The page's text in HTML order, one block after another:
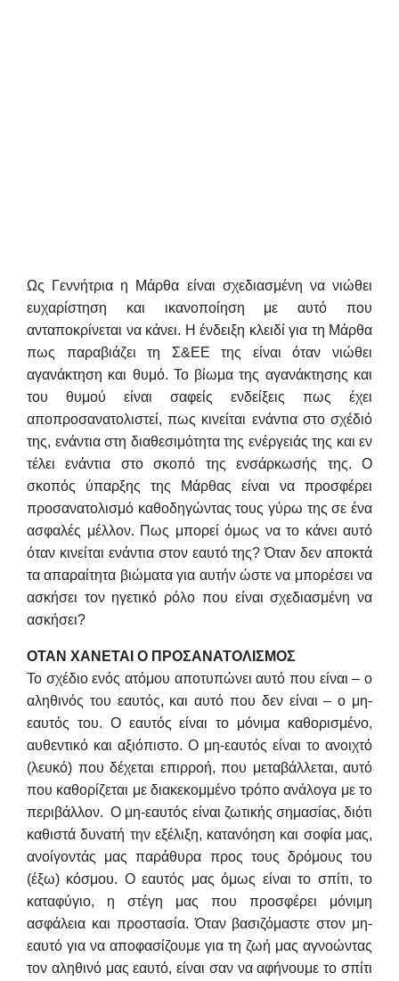
Ως Γεννήτρια η Μάρθα είναι σχεδιασμένη να νιώθει
ευχαρίστηση και ικανοποίηση με αυτό που
ανταποκρίνεται να κάνει. Η ένδειξη κλειδί για τη Μάρθα
πως παραβιάζει τη Σ&ΕΕ της είναι όταν νιώθει
αγανάκτηση και θυμό. Το βίωμα της αγανάκτησης και
του θυμού είναι σαφείς ενδείξεις πως έχει
αποπροσανατολιστεί, πως κινείται ενάντια στο σχέδιό
της, ενάντια στη διαθεσιμότητα της ενέργειάς της και εν
τέλει ενάντια στο σκοπό της ενσάρκωσής της. Ο
σκοπός ύπαρξης της Μάρθας είναι να προσφέρει
προσανατολισμό καθοδηγώντας τους γύρω της σε ένα
ασφαλές μέλλον. Πως μπορεί όμως να το κάνει αυτό
όταν κινείται ενάντια στον εαυτό της? Όταν δεν αποκτά
τα απαραίτητα βιώματα για αυτήν ώστε να μπορέσει να
ασκήσει τον ηγετικό ρόλο που είναι σχεδιασμένη να
ασκήσει?
ΟΤΑΝ ΧΑΝΕΤΑΙ Ο ΠΡΟΣΑΝΑΤΟΛΙΣΜΟΣ
Το σχέδιο ενός ατόμου αποτυπώνει αυτό που είναι – ο
αληθινός του εαυτός, και αυτό που δεν είναι – ο μη-
εαυτός του. Ο εαυτός είναι το μόνιμα καθορισμένο,
αυθεντικό και αξιόπιστο. Ο μη-εαυτός είναι το ανοιχτό
(λευκό) που δέχεται επιρροή, που μεταβάλλεται, αυτό
που καθορίζεται με διακεκομμένο τρόπο ανάλογα με το
περιβάλλον. Ο μη-εαυτός είναι ζωτικής σημασίας, διότι
καθιστά δυνατή την εξέλιξη, κατανόηση και σοφία μας,
ανοίγοντάς μας παράθυρα προς τους δρόμους του
(έξω) κόσμου. Ο εαυτός μας όμως είναι το σπίτι, το
καταφύγιο, η στέγη μας που προσφέρει μόνιμη
ασφάλεια και προστασία. Όταν βασιζόμαστε στον μη-
εαυτό για να αποφασίζουμε για τη ζωή μας αγνοώντας
τον αληθινό μας εαυτό, είναι σαν να αφήνουμε το σπίτι